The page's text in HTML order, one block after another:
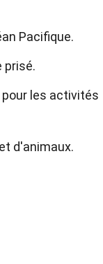
Pacifique.
prisé.
pour les activités
d'animaux.